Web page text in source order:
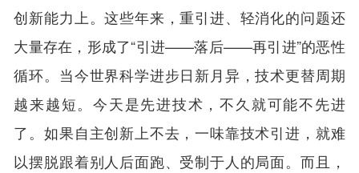
创新能力上。这些年来，重引进、轻消化的问题还
大量存在，形成了“引进——落后——再引进”的恶性
循环。当今世界科学进步日新月异，技术更替周期
越来越短。今天是先进技术，不久就可能不先进
了。如果自主创新上不去，一味靠技术引进，就难
以摆脱跟着别人后面跑、受制于人的局面。而且，